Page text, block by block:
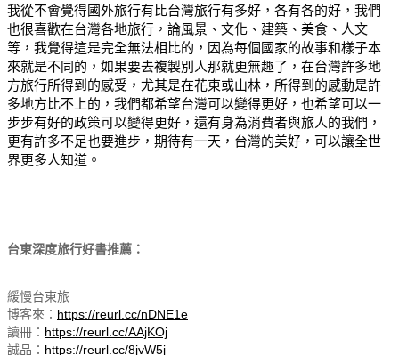
我從不會覺得國外旅行有比台灣旅行有多好，各有各的好，我們
也很喜歡在台灣各地旅行，論風景、文化、建築、美食、人文
等，我覺得這是完全無法相比的，因為每個國家的故事和樣子本
來就是不同的，如果要去複製別人那就更無趣了，在台灣許多地
方旅行所得到的感受，尤其是在花東或山林，所得到的感動是許
多地方比不上的，我們都希望台灣可以變得更好，也希望可以一
步步有好的政策可以變得更好，還有身為消費者與旅人的我們，
更有許多不足也要進步，期待有一天，台灣的美好，可以讓全世
界更多人知道。
台東深度旅行好書推薦：
緩慢台東旅
博客來： https://reurl.cc/nDNE1e
讀冊： https://reurl.cc/AAjKOj
誠品： https://reurl.cc/8jvW5j